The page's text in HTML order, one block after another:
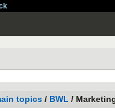
topics / BWL /